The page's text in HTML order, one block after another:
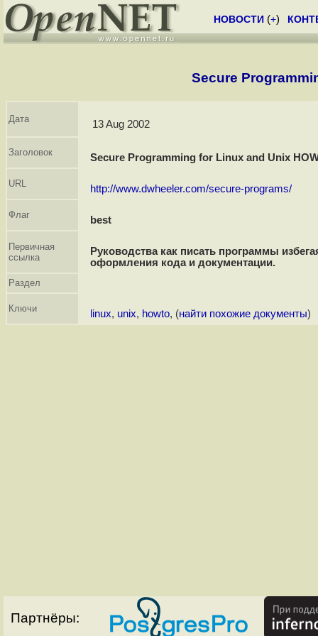
НОВОСТИ (+)
Secure
Дата 13 Aug 2002
Заголовок Secure Programming for Linux and Unix
URL http://www.dwheeler.com/secure-programs/
Флаг best
Первичная
ссылка
Руководства как писать программы
оформления кода и документации.
Раздел
Ключи linux, unix, howto, (найти похожие документы)
Партнёры: